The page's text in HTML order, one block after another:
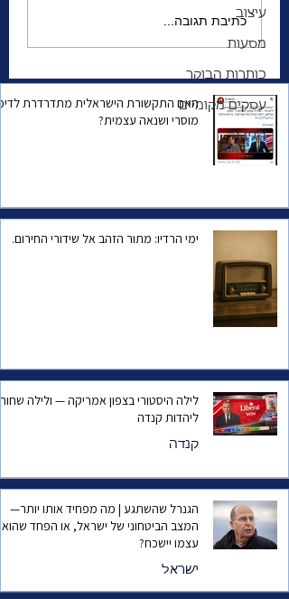
עיצוב
מסעות
כותרות הבוקר
עסקים מקומיים
הגירה
הגנרל שהשתגע | מה
מפחיד אותו יותר—
ישראל, או הפחד שהוא
עצמו יישכח?
כתיבת תגובה...
האם התקשורת הישראלית מתדרדרת
מוסרי ושנאה עצמית?
ימי הרדיו: מתור הזהב אל שידורי החירום.
לילה היסטורי בצפון אמריקה — ולילה שחור
ליהדות קנדה
קנדה
הגנרל שהשתגע | מה מפחיד אותו יותר—
המצב הביטחוני של ישראל, או הפחד שהוא
עצמו יישכח?
ישראל